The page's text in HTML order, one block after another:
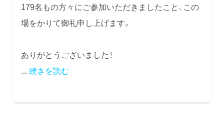
179名もの方々にご参加いただきましたこと、この
場をかりて御礼申し上げます。
ありがとうございました！
... 続きを読む